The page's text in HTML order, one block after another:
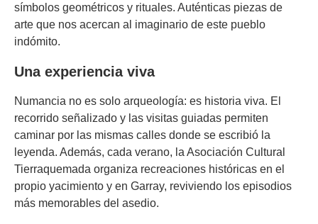
símbolos geométricos y rituales. Auténticas piezas de
arte que nos acercan al imaginario de este pueblo
indómito.
Una experiencia viva
Numancia no es solo arqueología: es historia viva. El
recorrido señalizado y las visitas guiadas permiten
caminar por las mismas calles donde se escribió la
leyenda. Además, cada verano, la Asociación Cultural
Tierraquemada organiza recreaciones históricas en el
propio yacimiento y en Garray, reviviendo los episodios
más memorables del asedio.